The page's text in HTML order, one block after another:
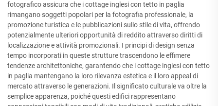
fotografico assicura che i cottage inglesi con tetto in paglia
rimangano soggetti popolari per la fotografia professionale, la
promozione turistica e le pubblicazioni sullo stile di vita, offrendo
potenzialmente ulteriori opportunità di reddito attraverso diritti di
localizzazione e attività promozionali. I principi di design senza
tempo incorporati in queste strutture trascendono le effimere
tendenze architettoniche, garantendo che i cottage inglesi con tetto
in paglia mantengano la loro rilevanza estetica e il loro appeal di
mercato attraverso le generazioni. Il significato culturale va oltre la
semplice apparenza, poiché questi edifici rappresentano